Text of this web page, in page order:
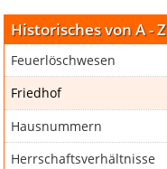
Historisches von A - Z
Feuerlöschwesen
Friedhof
Hausnummern
Herrschaftsverhältnisse